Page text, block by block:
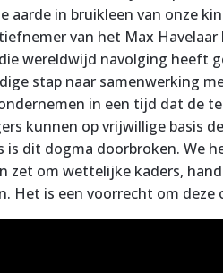
aarde in bruikleen van onze
van het Max Havelaar
wereldwijd navolging heeft
stap naar samenwerking
in een tijd dat de
kunnen op vrijwillige basis
dit dogma doorbroken. We
zet om wettelijke kaders,
Het is een voorrecht om deze